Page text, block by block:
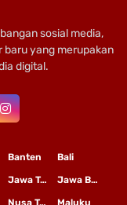
sosial media,
yang merupakan
digital.
Bali
Banten
Jawa Barat
Jawa Tengah
Maluku
Nusa Tenggara Barat